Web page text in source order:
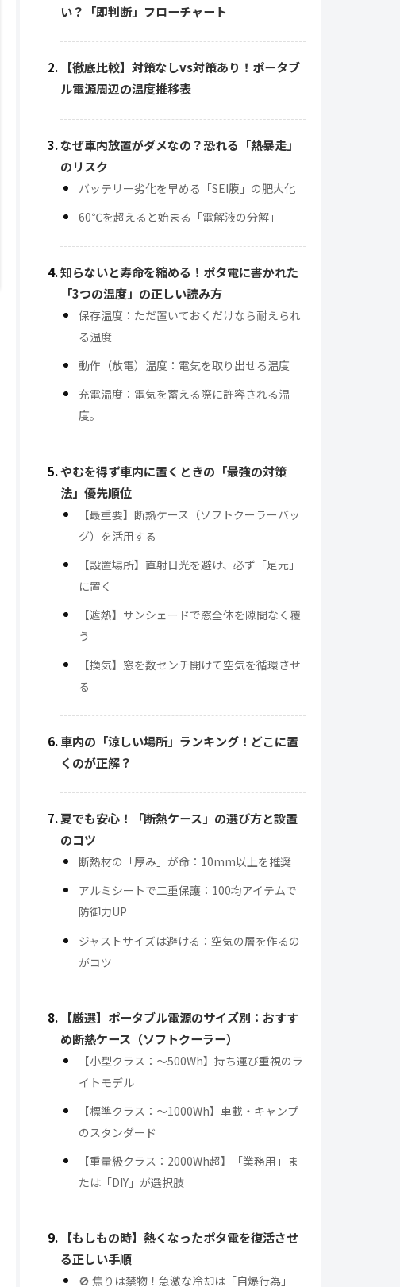
い？「即判断」フローチャート
【徹底比較】対策なしvs対策あり！ポータブ
ル電源周辺の温度推移表
なぜ車内放置がダメなの？恐れる「熱暴走」
のリスク
バッテリー劣化を早める「SEI膜」の肥大化
60℃を超えると始まる「電解液の分解」
知らないと寿命を縮める！ポタ電に書かれた
「3つの温度」の正しい読み方
保存温度：ただ置いておくだけなら耐えられ
る温度
動作（放電）温度：電気を取り出せる温度
充電温度：電気を蓄える際に許容される温
度。
やむを得ず車内に置くときの「最強の対策
法」優先順位
【最重要】断熱ケース（ソフトクーラーバッ
グ）を活用する
【設置場所】直射日光を避け、必ず「足元」
に置く
【遮熱】サンシェードで窓全体を隙間なく覆
う
【換気】窓を数センチ開けて空気を循環させ
る
車内の「涼しい場所」ランキング！どこに置
くのが正解？
夏でも安心！「断熱ケース」の選び方と設置
のコツ
断熱材の「厚み」が命：10mm以上を推奨
アルミシートで二重保護：100均アイテムで
防御力UP
ジャストサイズは避ける：空気の層を作るの
がコツ
【厳選】ポータブル電源のサイズ別：おすす
め断熱ケース（ソフトクーラー）
【小型クラス：〜500Wh】持ち運び重視のラ
イトモデル
【標準クラス：〜1000Wh】車載・キャンプ
のスタンダード
【重量級クラス：2000Wh超】「業務用」ま
たは「DIY」が選択肢
【もしもの時】熱くなったポタ電を復活させ
る正しい手順
🚫 焦りは禁物！急激な冷却は「自爆行為」